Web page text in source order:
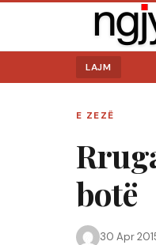
LAJM
E ZEZË
botë
30 Apr